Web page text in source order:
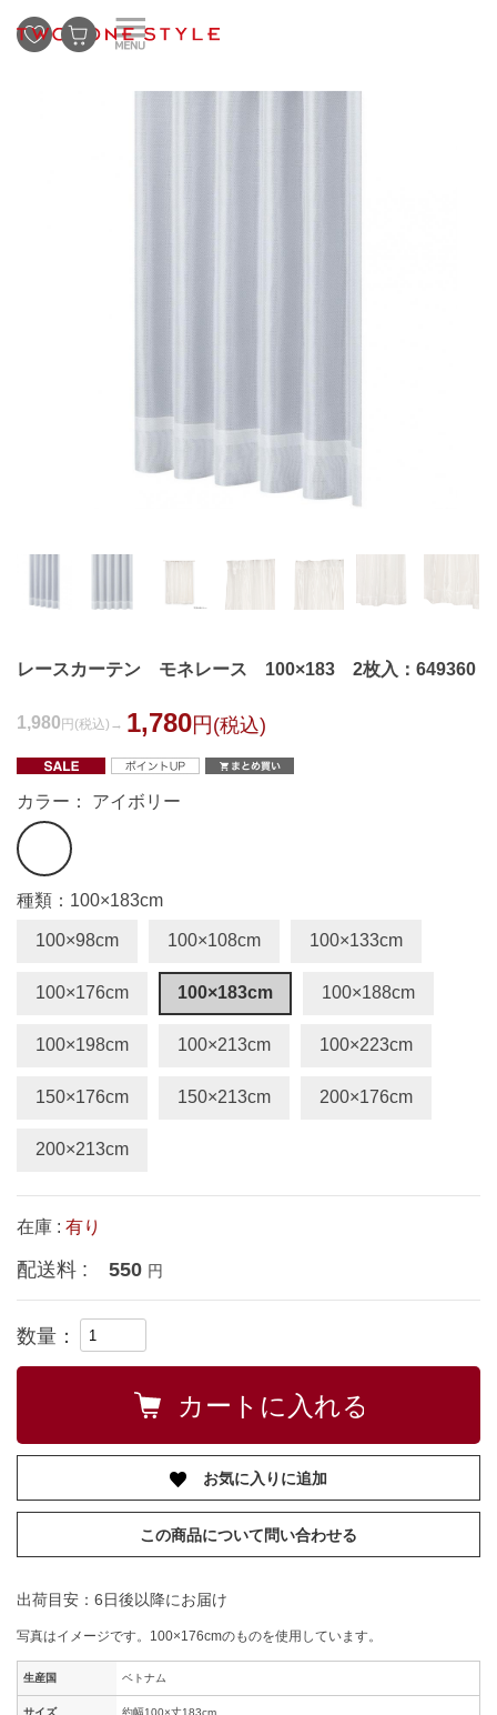
レースカーテン モネレース 100×183 2枚入：649360
1,980 円 (税込) 1,780円 (税込)
カラー： アイボリー
種類：100×183cm
100×98cm 100×108cm 100×133cm
100×176cm 100×183cm 100×188cm
100×198cm 100×213cm 100×223cm
150×176cm 150×213cm 200×176cm
200×213cm
在庫 : 有り
配送料 : 550 円
数量：
お気に入りに追加
この商品について問い合わせる
出荷目安：6日後以降にお届け
写真はイメージです。100×176cmのものを使用しています。
生産国 ベトナム
サイズ 約幅100×丈183cm